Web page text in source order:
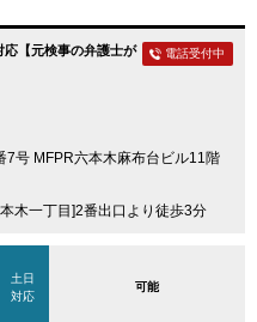
応【元検事の弁護士が
号 MFPR六本木麻布台ビル11階
木一丁目]2番出口より徒歩3分
電話受付中
土日
対応
可能